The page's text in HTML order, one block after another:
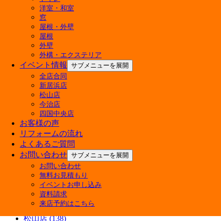
洋室・和室
窓
屋根・外壁
屋根
外壁
外構・エクステリア
イベント情報
サブメニューを展開
全店合同
新居浜店
松山店
今治店
四国中央店
お客様の声
リフォームの流れ
よくあるご質問
お問い合わせ サブメニューを展開
お問い合わせ
無料お見積もり
イベントお申し込み
資料請求
来店予約はこちら
屋根リフォームの補助金はいくらもらえる？対象
【6月27日・28日開催】4店舗合同！決算在庫処
今週末 家族みんなで楽しめる「住まいる博」開催
【費用相場】タンク一体型トイレの便座交換は可
戸建てフルリノベーションで後悔しない！建て替
暑くなる前にやっておきたい！窓の断熱リフォー
キッチンリフォームはDIYでどこまで可能？メリ
カテゴリー
快眠リフォーム (3)
ペットと暮らす幸せリフォーム (5)
商品紹介 (3)
施工ブログ (5)
補助金 (7)
Youtube (7)
イベント情報 (38)
施工事例 (13)
新居浜店 (145)
四国中央店 (133)
今治店 (133)
松山店 (138)